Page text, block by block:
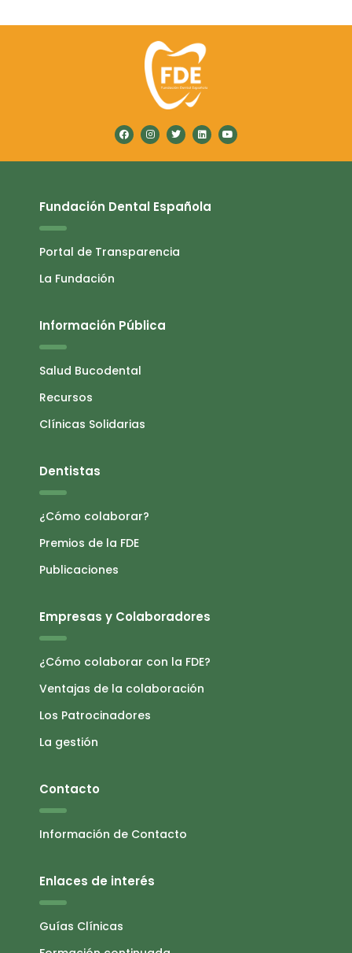
Fundación Dental Española
Portal de Transparencia
La Fundación
Información Pública
Salud Bucodental
Recursos
Clínicas Solidarias
Dentistas
¿Cómo colaborar?
Premios de la FDE
Publicaciones
Empresas y Colaboradores
¿Cómo colaborar con la FDE?
Ventajas de la colaboración
Los Patrocinadores
La gestión
Contacto
Información de Contacto
Enlaces de interés
Guías Clínicas